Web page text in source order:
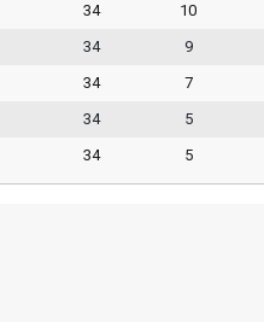
34 10
34 9
34 7
34 5
34 5